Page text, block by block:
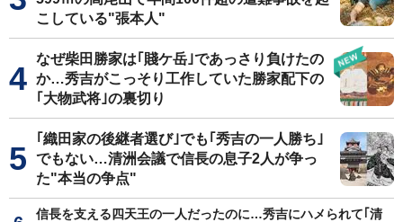
こしている"張本人"
なぜ柴田勝家は｢賤ケ岳｣であっさり負けたの
か…秀吉がこっそり工作していた勝家配下の
｢大物武将｣の裏切り
｢織田家の後継者選び｣でも｢秀吉の一人勝ち｣
でもない…清洲会議で信長の息子2人が争っ
た"本当の争点"
信長を支える四天王の一人だったのに…秀吉にハメられて｢清